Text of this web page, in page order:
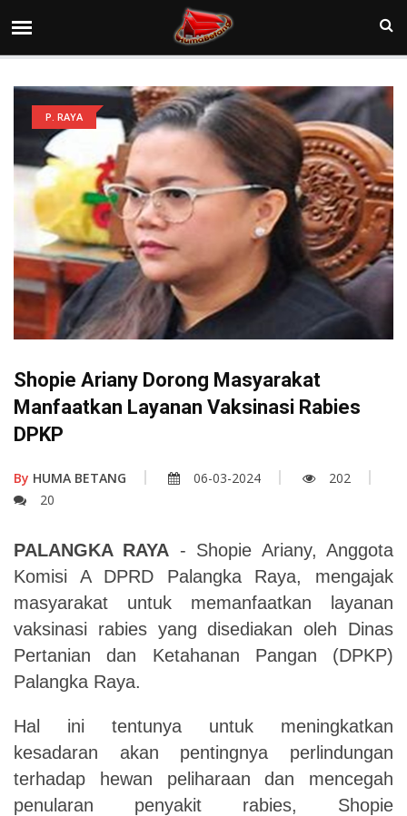
P. RAYA
Shopie Ariany Dorong Masyarakat
Manfaatkan Layanan Vaksinasi Rabies
DPKP
By HUMA BETANG 06-03-2024
202
20
PALANGKA RAYA - Shopie Ariany, Anggota
Komisi A DPRD Palangka Raya, mengajak
masyarakat untuk memanfaatkan layanan
vaksinasi rabies yang disediakan oleh Dinas
Pertanian dan Ketahanan Pangan (DPKP)
Palangka Raya.
Hal ini tentunya untuk meningkatkan
kesadaran akan pentingnya perlindungan
terhadap hewan peliharaan dan mencegah
penularan penyakit rabies, Shopie